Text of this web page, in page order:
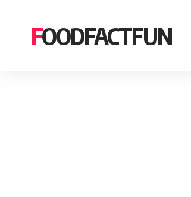
FOODFACTFUN